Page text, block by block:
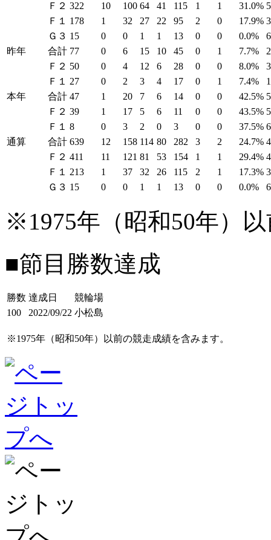
Ｆ２ 322 10 100 64 41 115 1 1 31.0%
Ｆ１
178 1 32 27 22 95 2 0 17.9%
Ｇ３ 15 0 0 1 1 13 0 0 0.0%
昨年
合計 77 0 6 15 10 45 0 1 7.7%
Ｆ２ 50 0 4 12 6 28 0 0 8.0%
Ｆ１
27 0 2 3 4 17 0 1 7.4%
本年
合計 47 1 20 7 6 14 0 0 42.5%
Ｆ２ 39 1 17 5 6 11 0 0 43.5%
Ｆ１
8 0 3 2 0 3 0 0 37.5%
通算
合計 639 12 158 114 80 282 3 2 24.7%
Ｆ２ 411 11 121 81 53 154 1 1 29.4%
Ｆ１
213 1 37 32 26 115 2 1 17.3%
Ｇ３ 15 0 0 1 1 13 0 0 0.0%
※1975年（昭和50年）
■節目勝数達成
勝数 達成日
競輪場
100
2022/09/22 小松島
※1975年（昭和50年）以前の競走成績を含みます。